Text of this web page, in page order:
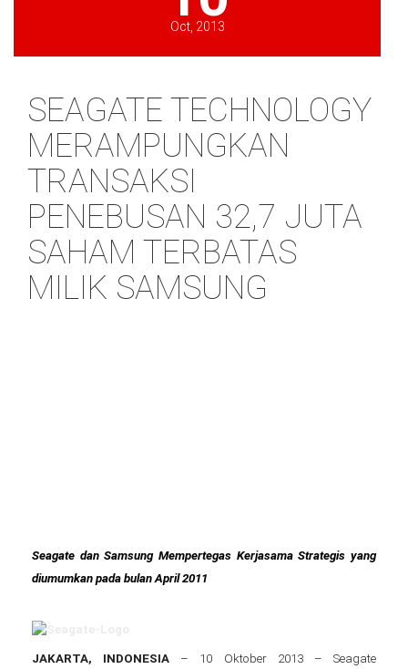
Oct, 2013
SEAGATE TECHNOLOGY
MERAMPUNGKAN
TRANSAKSI
PENEBUSAN 32,7 JUTA
SAHAM TERBATAS
MILIK SAMSUNG
Seagate dan Samsung Mempertegas Kerjasama Strategis yang
diumumkan pada bulan April 2011
JAKARTA, INDONESIA – 10 Oktober 2013 – Seagate